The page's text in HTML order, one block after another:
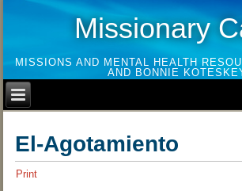
Missionary
MISSIONS AND MENTAL HEALTH
AND BONNIE
El-Agotamiento
Print